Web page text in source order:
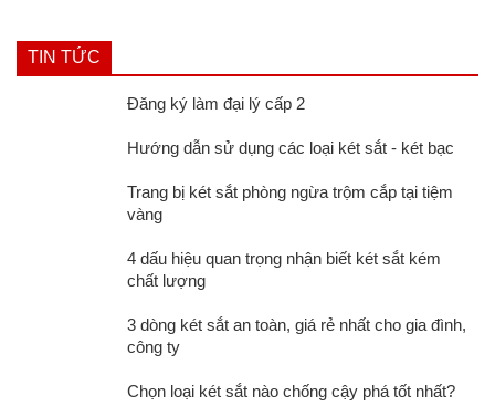
TIN TỨC
Đăng ký làm đại lý cấp 2
Hướng dẫn sử dụng các loại két sắt - két bạc
Trang bị két sắt phòng ngừa trộm cắp tại tiệm
vàng
4 dấu hiệu quan trọng nhận biết két sắt kém
chất lượng
3 dòng két sắt an toàn, giá rẻ nhất cho gia đình,
công ty
Chọn loại két sắt nào chống cậy phá tốt nhất?